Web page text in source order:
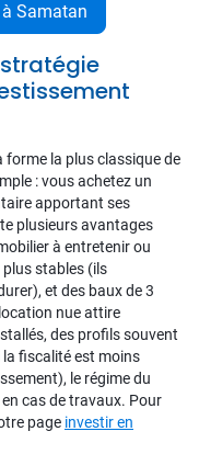
Samatan
la plus classique de
: vous achetez un
apportant ses
plusieurs avantages
à entretenir ou
stables (ils
et des baux de 3
nue attire
des profils souvent
fiscalité est moins
le régime du
cas de travaux. Pour
page investir en